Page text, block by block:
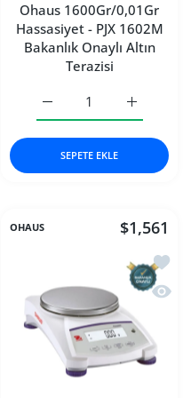
0,01Gr Hassasiyet - SJX
- SJX 1502M
Ohaus 1600Gr/0,01Gr
Hassasiyet - PJX 1602M
Bakanlık Onaylı Altın
Terazisi
Ohaus
Ohaus 1600Gr/0,01Gr
SEPETE EKLE
ekle Ohaus 2200Gr/
Ohaus 2200Gr/0,01Gr
OHAUS $1,561
İstek
Hızlı